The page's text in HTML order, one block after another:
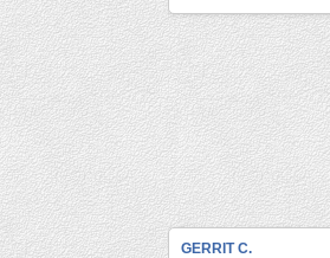
GERRIT C.